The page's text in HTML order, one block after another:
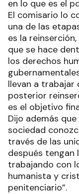
en lo que es el
El comisario lo
una de las
es la
que se hace
los derechos
llevan a trabajar
posterior
es el objetivo
Dijo además
sociedad
través de las
después tengan
trabajando con
humanista y
penitenciario”.